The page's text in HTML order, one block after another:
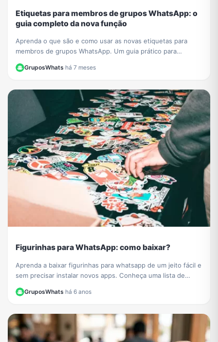
Etiquetas para membros de grupos WhatsApp: o
guia completo da nova função
Aprenda o que são e como usar as novas etiquetas para
membros de grupos WhatsApp. Um guia prático para
organizar e identificar participantes facilmente.
GruposWhats·há 7 meses
Figurinhas para WhatsApp: como baixar?
Aprenda a baixar figurinhas para whatsapp de um jeito fácil e
sem precisar instalar novos apps. Conheça uma lista de
stickers para compartilhar com todos os seus contatos.
GruposWhats·há 6 anos